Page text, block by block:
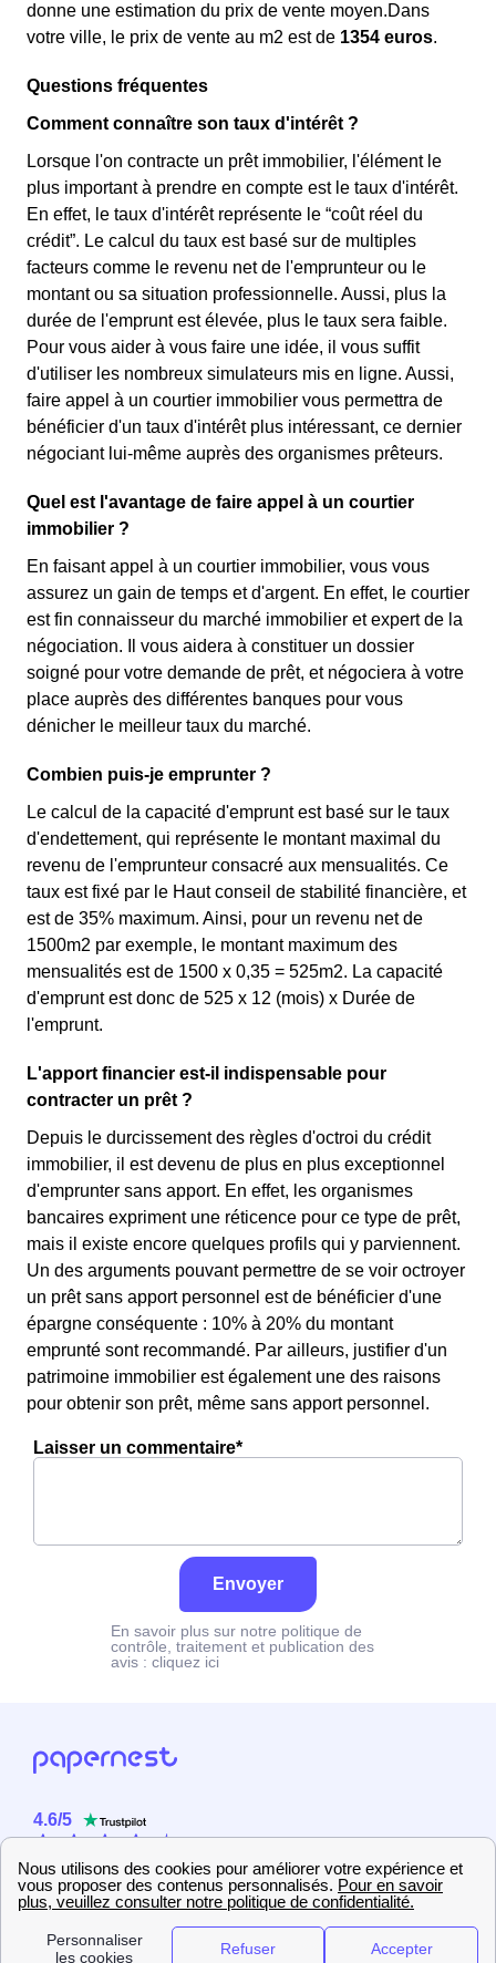
donne une estimation du prix de vente moyen.Dans
votre ville, le prix de vente au m2 est de 1354 euros.
Questions fréquentes
Comment connaître son taux d'intérêt ?
Lorsque l'on contracte un prêt immobilier, l'élément le
plus important à prendre en compte est le taux d'intérêt.
En effet, le taux d'intérêt représente le “coût réel du
crédit”. Le calcul du taux est basé sur de multiples
facteurs comme le revenu net de l'emprunteur ou le
montant ou sa situation professionnelle. Aussi, plus la
durée de l'emprunt est élevée, plus le taux sera faible.
Pour vous aider à vous faire une idée, il vous suffit
d'utiliser les nombreux simulateurs mis en ligne. Aussi,
faire appel à un courtier immobilier vous permettra de
bénéficier d'un taux d'intérêt plus intéressant, ce dernier
négociant lui-même auprès des organismes prêteurs.
Quel est l'avantage de faire appel à un courtier
immobilier ?
En faisant appel à un courtier immobilier, vous vous
assurez un gain de temps et d'argent. En effet, le courtier
est fin connaisseur du marché immobilier et expert de la
négociation. Il vous aidera à constituer un dossier
soigné pour votre demande de prêt, et négociera à votre
place auprès des différentes banques pour vous
dénicher le meilleur taux du marché.
Combien puis-je emprunter ?
Le calcul de la capacité d'emprunt est basé sur le taux
d'endettement, qui représente le montant maximal du
revenu de l'emprunteur consacré aux mensualités. Ce
taux est fixé par le Haut conseil de stabilité financière, et
est de 35% maximum. Ainsi, pour un revenu net de
1500m2 par exemple, le montant maximum des
mensualités est de 1500 x 0,35 = 525m2. La capacité
d'emprunt est donc de 525 x 12 (mois) x Durée de
l'emprunt.
L'apport financier est-il indispensable pour
contracter un prêt ?
Depuis le durcissement des règles d'octroi du crédit
immobilier, il est devenu de plus en plus exceptionnel
d'emprunter sans apport. En effet, les organismes
bancaires expriment une réticence pour ce type de prêt,
mais il existe encore quelques profils qui y parviennent.
Un des arguments pouvant permettre de se voir octroyer
un prêt sans apport personnel est de bénéficier d'une
épargne conséquente : 10% à 20% du montant
emprunté sont recommandé. Par ailleurs, justifier d'un
patrimoine immobilier est également une des raisons
pour obtenir son prêt, même sans apport personnel.
Laisser un commentaire*
Envoyer
En savoir plus sur notre politique de
contrôle, traitement et publication des
avis : cliquez ici
4.6/5
2358 utilisateurs